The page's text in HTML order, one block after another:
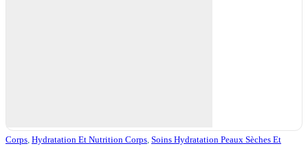
Corps, Hydratation Et Nutrition Corps, Soins Hydratation Peaux Sèches Et